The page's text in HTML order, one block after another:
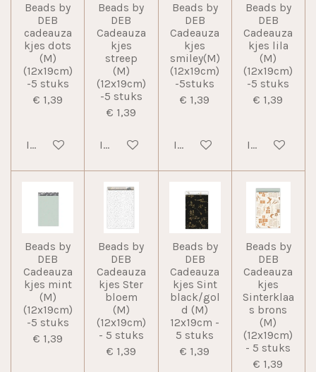
Beads by
DEB
cadeauza
kjes dots
(M)
(12x19cm)
-5 stuks
€ 1,39
In winkelwagen
Beads by
DEB
Cadeauza
kjes
streep
(M)
(12x19cm)
-5 stuks
€ 1,39
In winkelwagen
Beads by
DEB
Cadeauza
kjes
smiley(M)
(12x19cm)
-5stuks
€ 1,39
In winkelwagen
Beads by
DEB
Cadeauza
kjes lila
(M)
(12x19cm)
-5 stuks
€ 1,39
In
Beads by
DEB
Cadeauza
kjes mint
(M)
(12x19cm)
-5 stuks
€ 1,39
Beads by
DEB
Cadeauza
kjes Ster
bloem
(M)
(12x19cm)
- 5 stuks
€ 1,39
Beads by
DEB
Cadeauza
kjes Sint
black/gol
d (M)
12x19cm -
5 stuks
€ 1,39
Beads by
DEB
Cadeauza
kjes
Sinterklaa
s brons
(M)
(12x19cm)
- 5 stuks
€ 1,39